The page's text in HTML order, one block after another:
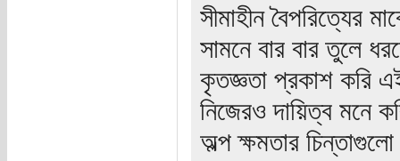
সীমাহীন বৈপরিত্যের
সামনে বার বার তুলে
কৃতজ্ঞতা প্রকাশ করি
নিজেরও দায়িত্ব
অল্প ক্ষমতার